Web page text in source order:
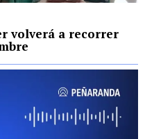
volverá a recorrer